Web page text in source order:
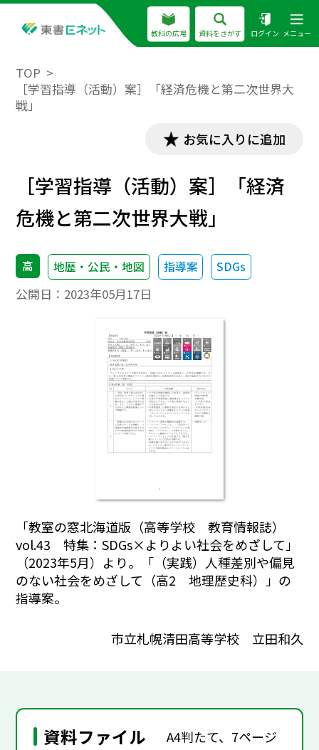
教科の広場 資料をさがす ログイン メニュー
TOP
［学習指導（活動）案］「経済危機と第二次世界大
戦」
お気に入りに追加
［学習指導（活動）案］「経済
危機と第二次世界大戦」
高 地歴・公民・地図 指導案 SDGs
公開日： 2023年05月17日
「教室の窓北海道版（高等学校 教育情報誌）
vol.43 特集：SDGs×よりよい社会をめざして」
（2023年5月）より。「（実践）人種差別や偏見
のない社会をめざして（高2 地理歴史科）」の
指導案。
市立札幌清田高等学校 立田和久
資料ファイル A4判たて、7ページ